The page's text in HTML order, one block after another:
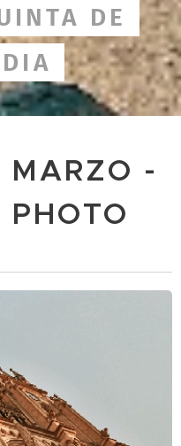
DE
-